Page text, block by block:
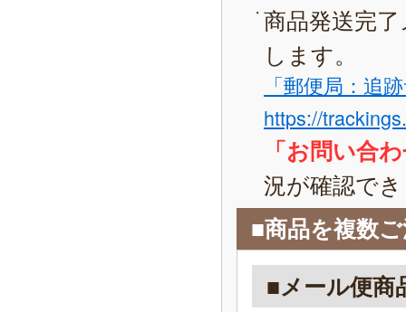
商品発送完
します。
「郵便局：追
https://
「お問い合
況が確認で
■商品を複数
■メール便商